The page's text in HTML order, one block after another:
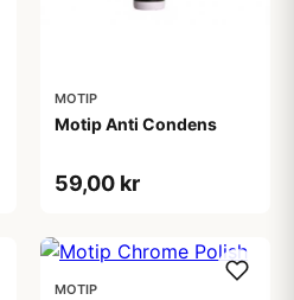
MOTIP
Motip Anti Condens
59,00 kr
MOTIP